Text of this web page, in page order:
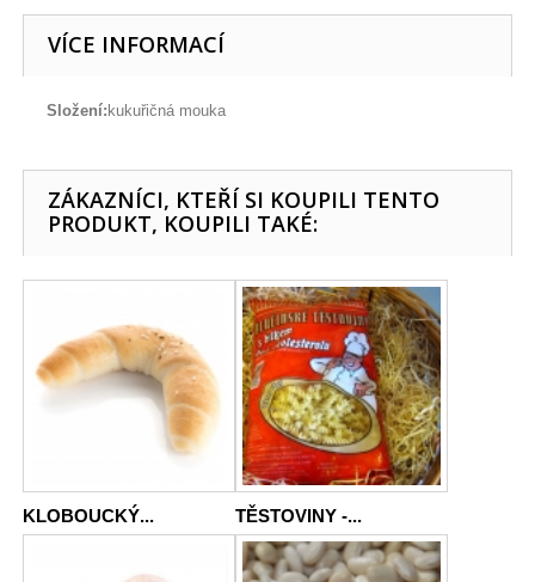
VÍCE INFORMACÍ
Složení: kukuřičná mouka
ZÁKAZNÍCI, KTEŘÍ SI KOUPILI TENTO
PRODUKT, KOUPILI TAKÉ:
KLOBOUCKÝ... TĚSTOVINY -...